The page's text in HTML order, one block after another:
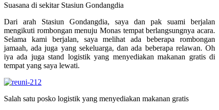
Suasana di sekitar Stasiun Gondangdia
Dari arah Stasiun Gondangdia, saya dan pak suami berjalan
mengikuti rombongan menuju Monas tempat berlangsungnya acara.
Selama kami berjalan, saya melihat ada beberapa rombongan
jamaah, ada juga yang sekeluarga, dan ada beberapa relawan. Oh
iya ada juga stand logistik yang menyediakan makanan gratis di
tempat yang saya lewati.
Salah satu posko logistik yang menyediakan makanan gratis